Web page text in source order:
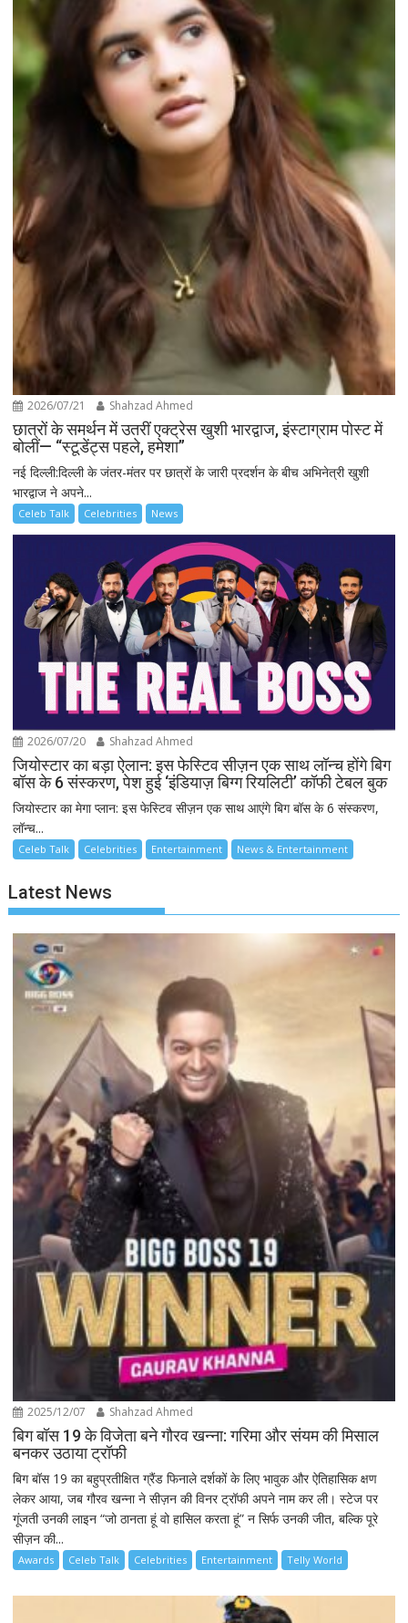
2026/07/21 Shahzad Ahmed
छात्रों के समर्थन में उतरीं एक्ट्रेस खुशी भारद्वाज, इंस्टाग्राम पोस्ट में
बोलीं— “स्टूडेंट्स पहले, हमेशा”
नई दिल्ली:दिल्ली के जंतर-मंतर पर छात्रों के जारी प्रदर्शन के बीच अभिनेत्री खुशी
भारद्वाज ने अपने...
Celeb Talk Celebrities News
2026/07/20 Shahzad Ahmed
जियोस्टार का बड़ा ऐलान: इस फेस्टिव सीज़न एक साथ लॉन्च होंगे बिग
बॉस के 6 संस्करण, पेश हुई ‘इंडियाज़ बिग्ग रियलिटी’ कॉफी टेबल बुक
जियोस्टार का मेगा प्लान: इस फेस्टिव सीज़न एक साथ आएंगे बिग बॉस के 6 संस्करण,
लॉन्च...
Celeb Talk Celebrities Entertainment News & Entertainment
Latest News
2025/12/07 Shahzad Ahmed
बिग बॉस 19 के विजेता बने गौरव खन्ना: गरिमा और संयम की मिसाल
बनकर उठाया ट्रॉफी
बिग बॉस 19 का बहुप्रतीक्षित ग्रैंड फिनाले दर्शकों के लिए भावुक और ऐतिहासिक क्षण
लेकर आया, जब गौरव खन्ना ने सीज़न की विनर ट्रॉफी अपने नाम कर ली। स्टेज पर
गूंजती उनकी लाइन “जो ठानता हूं वो हासिल करता हूं” न सिर्फ उनकी जीत, बल्कि पूरे
सीज़न की...
Awards Celeb Talk Celebrities Entertainment Telly World